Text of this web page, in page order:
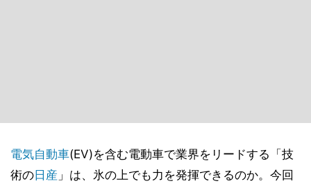
電気自動車(EV)を含む電動車で業界をリードする「技
術の 日産 」は、氷の上でも力を発揮できるのか。今回